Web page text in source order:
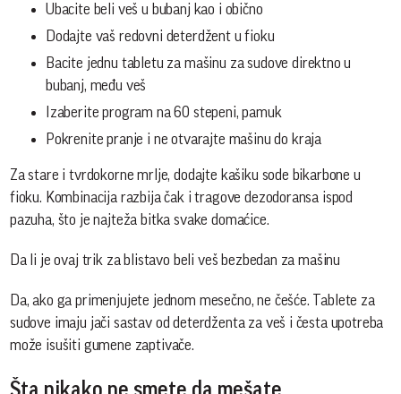
Ubacite beli veš u bubanj kao i obično
Dodajte vaš redovni deterdžent u fioku
Bacite jednu tabletu za mašinu za sudove direktno u
bubanj, među veš
Izaberite program na 60 stepeni, pamuk
Pokrenite pranje i ne otvarajte mašinu do kraja
Za stare i tvrdokorne mrlje, dodajte kašiku sode bikarbone u
fioku. Kombinacija razbija čak i tragove dezodoransa ispod
pazuha, što je najteža bitka svake domaćice.
Da li je ovaj trik za blistavo beli veš bezbedan za mašinu
Da, ako ga primenjujete jednom mesečno, ne češće. Tablete za
sudove imaju jači sastav od deterdženta za veš i česta upotreba
može isušiti gumene zaptivače.
Šta nikako ne smete da mešate